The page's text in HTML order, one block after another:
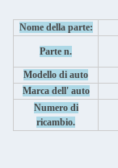
Nome della parte:
Parte n.
Modello di auto
Marca dell' auto
Numero di
ricambio.